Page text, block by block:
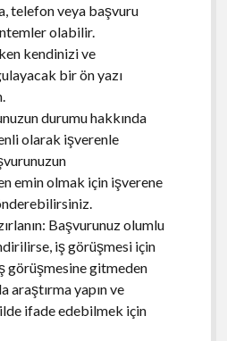
telefon veya başvuru
olabilir.
kendinizi ve
bir ön yazı
durumu hakkında
olarak işverenle
emin olmak için işverene
Başvurunuz olumlu
iş görüşmesi için
görüşmesine gitmeden
araştırma yapın ve
ifade edebilmek için